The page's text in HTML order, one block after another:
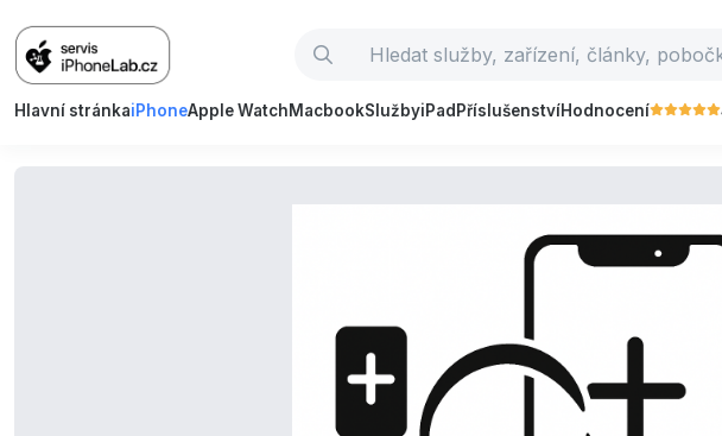
Hlavní stránkaiPhoneApple WatchMacbookSlužbyiPad PříslušenstvíHodnocení